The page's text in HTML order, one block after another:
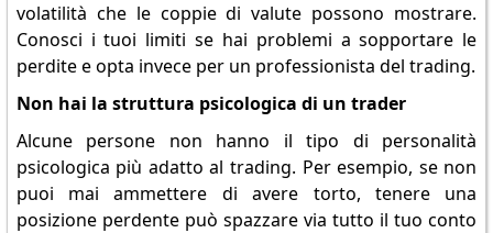
volatilità che le coppie di valute possono mostrare.
Conosci i tuoi limiti se hai problemi a sopportare le
perdite e opta invece per un professionista del trading.
Non hai la struttura psicologica di un trader
Alcune persone non hanno il tipo di personalità
psicologica più adatto al trading. Per esempio, se non
puoi mai ammettere di avere torto, tenere una
posizione perdente può spazzare via tutto il tuo conto